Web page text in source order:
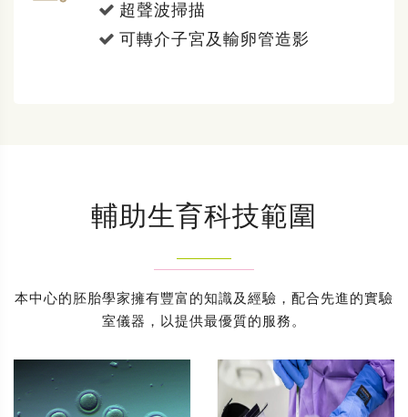
超聲波掃描
可轉介子宮及輸卵管造影
輔助生育科技範圍
本中心的胚胎學家擁有豐富的知識及經驗，配合先進的實驗
室儀器，以提供最優質的服務。